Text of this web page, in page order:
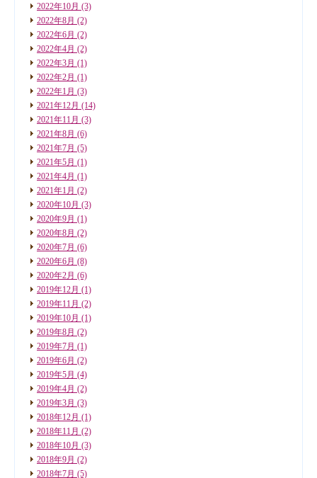
2022年10月 (3)
2022年8月 (2)
2022年6月 (2)
2022年4月 (2)
2022年3月 (1)
2022年2月 (1)
2022年1月 (3)
2021年12月 (14)
2021年11月 (3)
2021年8月 (6)
2021年7月 (5)
2021年5月 (1)
2021年4月 (1)
2021年1月 (2)
2020年10月 (3)
2020年9月 (1)
2020年8月 (2)
2020年7月 (6)
2020年6月 (8)
2020年2月 (6)
2019年12月 (1)
2019年11月 (2)
2019年10月 (1)
2019年8月 (2)
2019年7月 (1)
2019年6月 (2)
2019年5月 (4)
2019年4月 (2)
2019年3月 (3)
2018年12月 (1)
2018年11月 (2)
2018年10月 (3)
2018年9月 (2)
2018年7月 (5)